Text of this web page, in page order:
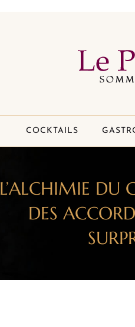
COCKTAILS
L’ALCHIMIE DU
DES